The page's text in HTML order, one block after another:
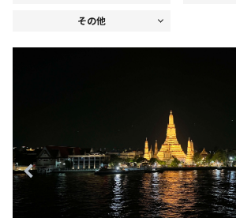
その他